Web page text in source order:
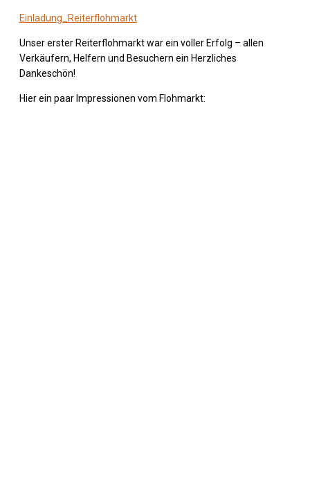
Einladung_Reiterflohmarkt
Unser erster Reiterflohmarkt war ein voller Erfolg – allen
Verkäufern, Helfern und Besuchern ein Herzliches
Dankeschön!
Hier ein paar Impressionen vom Flohmarkt: